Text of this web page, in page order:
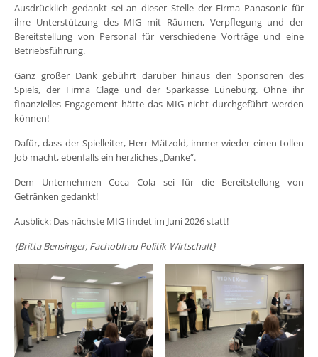
Ausdrücklich gedankt sei an dieser Stelle der Firma Panasonic für
ihre Unterstützung des MIG mit Räumen, Verpflegung und der
Bereitstellung von Personal für verschiedene Vorträge und eine
Betriebsführung.
Ganz großer Dank gebührt darüber hinaus den Sponsoren des
Spiels, der Firma Clage und der Sparkasse Lüneburg. Ohne ihr
finanzielles Engagement hätte das MIG nicht durchgeführt werden
können!
Dafür, dass der Spielleiter, Herr Mätzold, immer wieder einen tollen
Job macht, ebenfalls ein herzliches „Danke“.
Dem Unternehmen Coca Cola sei für die Bereitstellung von
Getränken gedankt!
Ausblick: Das nächste MIG findet im Juni 2026 statt!
{Britta Bensinger, Fachobfrau Politik-Wirtschaft}